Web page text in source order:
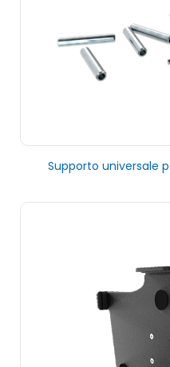
Supporto universale